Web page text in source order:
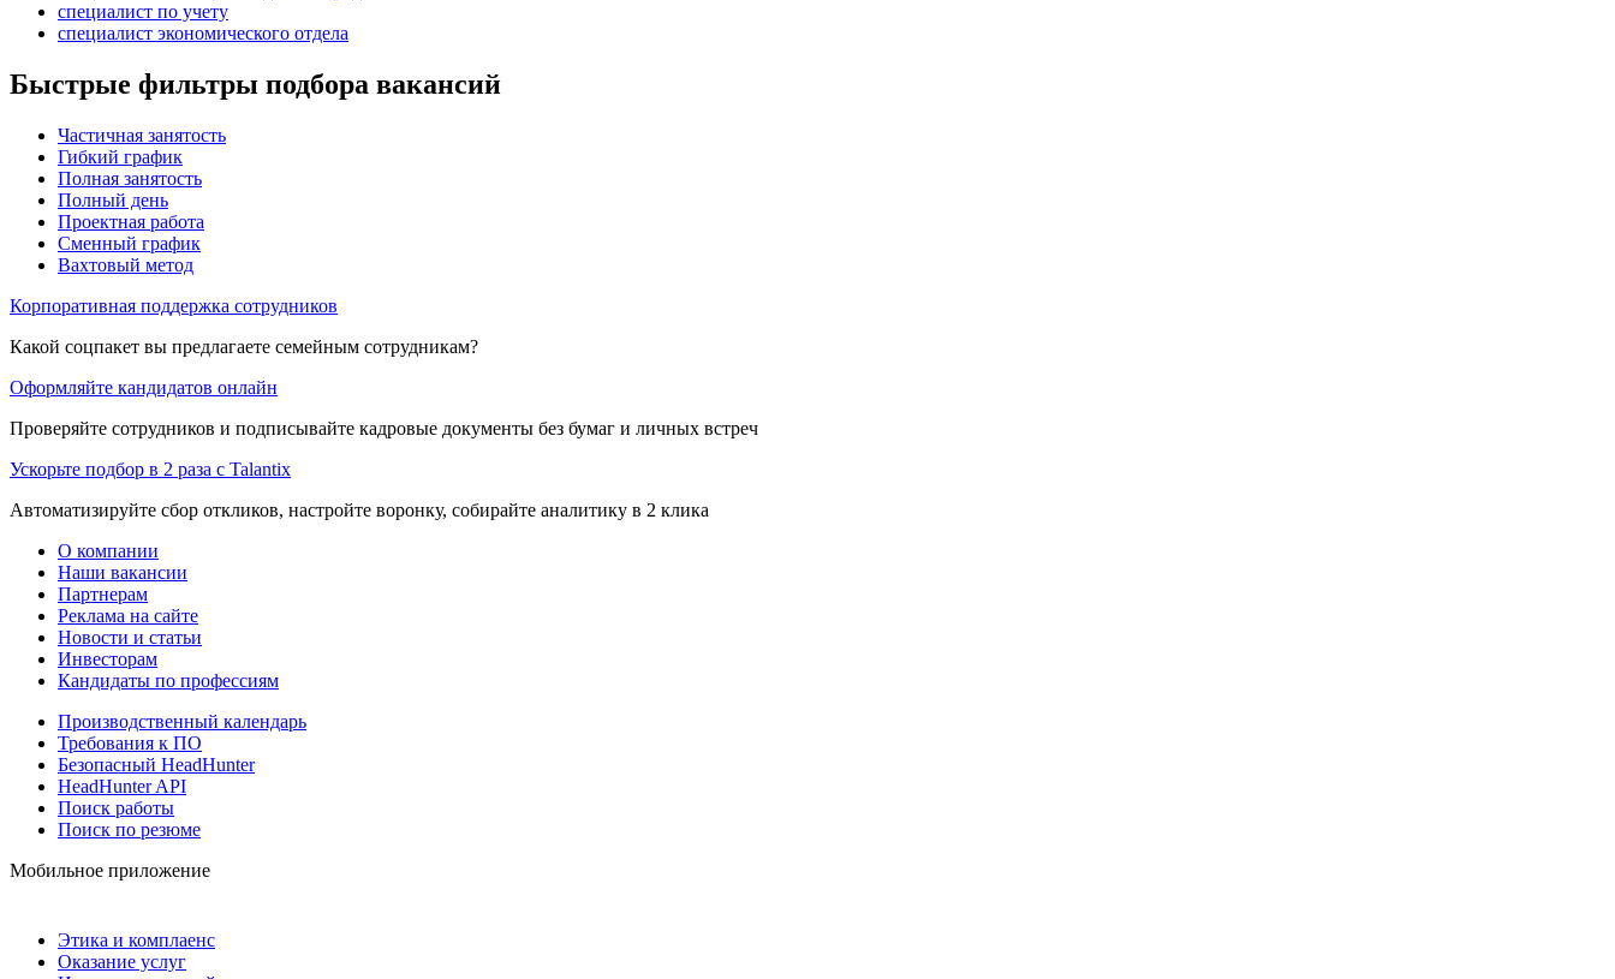
специалист по учету
специалист экономического отдела
Быстрые фильтры подбора вакансий
Частичная занятость
Гибкий график
Полная занятость
Полный день
Проектная работа
Сменный график
Вахтовый метод
Корпоративная поддержка сотрудников
Какой соцпакет вы предлагаете семейным сотрудникам?
Оформляйте кандидатов онлайн
Проверяйте сотрудников и подписывайте кадровые документы без бумаг и личных встреч
Ускорьте подбор в 2 раза с Talantix
Автоматизируйте сбор откликов, настройте воронку, собирайте аналитику в 2 клика
О компании
Наши вакансии
Партнерам
Реклама на сайте
Новости и статьи
Инвесторам
Кандидаты по профессиям
Производственный календарь
Требования к ПО
Безопасный HeadHunter
HeadHunter API
Поиск работы
Поиск по резюме
Мобильное приложение
Этика и комплаенс
Оказание услуг